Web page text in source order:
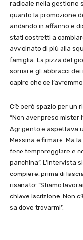
radicale nella gestione
quanto la promozione
andando in affanno e
stati costretti a
avvicinato di più alla
famiglia. La pizza del
sorrisi e gli abbracci
capire che ce
C’è però spazio per un
“Non aver preso mister
Agrigento e aspettava
Messina e firmare. Ma
fece temporeggiare e
panchina”. L’intervista
compiere, prima di
risanato: “Stiamo
chiave iscrizione. Non
sa dove trovarmi”.